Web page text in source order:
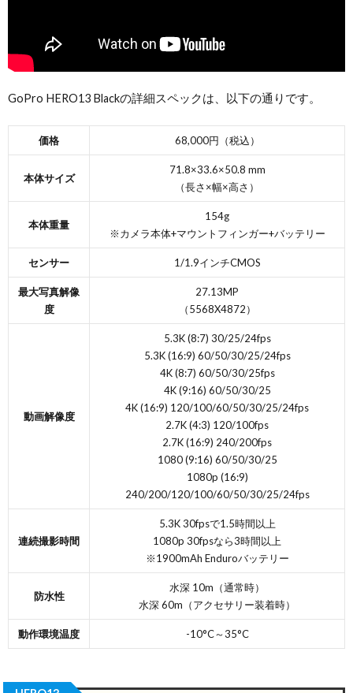
GoPro HERO13 Blackの詳細スペックは、以下の通りです。
価格 68,000円（税込）
本体サイズ
71.8×33.6×50.8 mm
（長さ×幅×高さ）
本体重量
154g
※カメラ本体+マウントフィンガー+バッテリー
センサー 1/1.9インチCMOS
最大写真解像
度
27.13MP
（5568X4872）
動画解像度
5.3K (8:7) 30/25/24fps
5.3K (16:9) 60/50/30/25/24fps
4K (8:7) 60/50/30/25fps
4K (9:16) 60/50/30/25
4K (16:9) 120/100/60/50/30/25/24fps
2.7K (4:3) 120/100fps
2.7K (16:9) 240/200fps
1080 (9:16) 60/50/30/25
1080p (16:9)
240/200/120/100/60/50/30/25/24fps
連続撮影時間
5.3K 30fpsで1.5時間以上
1080p 30fpsなら3時間以上
※1900mAh Enduroバッテリー
防水性
水深 10m（通常時）
水深 60m（アクセサリー装着時）
動作環境温度 -10°C～35°C